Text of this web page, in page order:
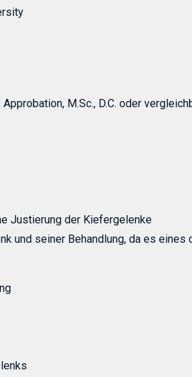
Approbation, M.Sc., D.C. oder
Justierung der Kiefergelenke
und seiner Behandlung, da es